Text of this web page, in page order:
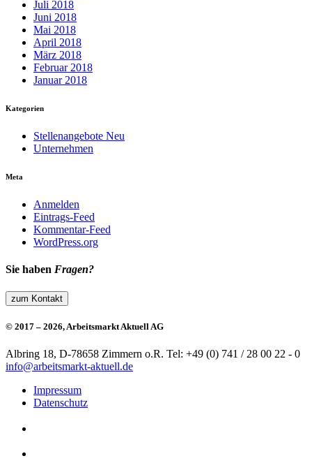
Juli 2018
Juni 2018
Mai 2018
April 2018
März 2018
Februar 2018
Januar 2018
Kategorien
Stellenangebote Neu
Unternehmen
Meta
Anmelden
Eintrags-Feed
Kommentar-Feed
WordPress.org
Sie haben Fragen?
zum Kontakt
© 2017 – 2026, Arbeitsmarkt Aktuell AG
Albring 18, D-78658 Zimmern o.R. Tel: +49 (0) 741 / 28 00 22 - 0
info@arbeitsmarkt-aktuell.de
Impressum
Datenschutz